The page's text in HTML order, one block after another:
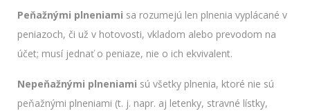
Peňažnými plneniami sa rozumejú len plnenia vyplácané v
peniazoch, či už v hotovosti, vkladom alebo prevodom na
účet; musí jednať o peniaze, nie o ich ekvivalent.
Nepeňažnými plneniami sú všetky plnenia, ktoré nie sú
peňažnými plneniami (t. j. napr. aj letenky, stravné lístky,